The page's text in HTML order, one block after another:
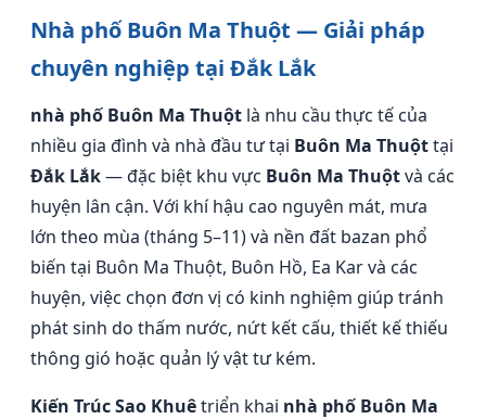
Nhà phố Buôn Ma Thuột — Giải pháp
chuyên nghiệp tại Đắk Lắk
nhà phố Buôn Ma Thuột là nhu cầu thực tế của
nhiều gia đình và nhà đầu tư tại Buôn Ma Thuộttại
Đắk Lắk— đặc biệt khu vực Buôn Ma Thuộtvà các
huyện lân cận. Với khí hậu cao nguyên mát, mưa
lớn theo mùa (tháng 5–11) và nền đất bazan phổ
biến tại Buôn Ma Thuột, Buôn Hồ, Ea Kar và các
huyện, việc chọn đơn vị có kinh nghiệm giúp tránh
phát sinh do thấm nước, nứt kết cấu, thiết kế thiếu
thông gió hoặc quản lý vật tư kém.
Kiến Trúc Sao Khuêtriển khai nhà phố Buôn Ma